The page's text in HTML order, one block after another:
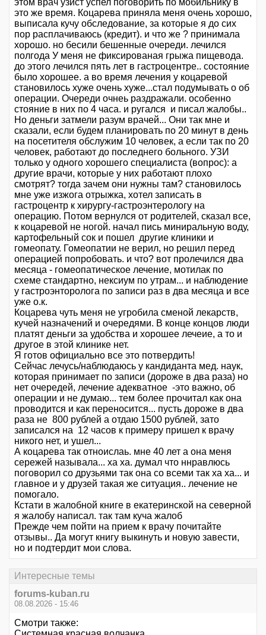
это же время. Коцарева приняла меня очень хорошо,
выписала кучу обследование, за которые я до сих
пор расплачиваюсь (кредит). и что же ? принимала
хорошо. но бесили бешенные очереди. лечился
полгода У меня не фиксированая грыжа пищевода.
до этого лечился пять лет в гастроцентре.. состояние
было хорошее. а во время лечения у коцаревой
становилось хуже очень хуже...стал подумывать о об
операции. Очереди очнеь раздражали. особенно
стояние в них по 4 часа. и ругался и писал жалобы..
Но деньги затмели разум врачей... Они так мне и
сказали, если будем планировать по 20 минут в день
на посетителя обслужим 10 человек, а если так по 20
человек, работают до последнего больного. УЗИ
только у одного хорошего специалиста (вопрос): а
другие врачи, которые у них работают плохо
смотрят? тогда зачем они нужны там? становилось
мне уже изжога отрыжка, хотел записать в
гастроцентр к хирургу-гастроэнтерологу на
операцию. Потом вернулся от родителей, сказал все,
к коцаревой не ногой. начал пись миниральную воду,
картофельный сок и пошел другие клиники и
гомеопату. Гомеопатии не верил, но решил перед
операцией попробовать. и что? вот пролечился два
месяца - гомеопатическое лечение, мотилак по
схеме стандартно, нексиум по утрам... и наблюдение
у гастроэнторолога по записи раз в два месяца и все
уже о.к.
Коцарева чуть меня не угробила сменой лекарств,
кучей назначений и очередями. В конце концов люди
платят деньги за удобства и хорошее лечеие, а то и
другое в этой клинике нет.
Я готов официально все это потвердить!
Сейчас лечусь/наблюдаюсь у кандиданта мед. наук,
которая принимает по записи (дороже в два раза) но
нет очередей, лечение адекватное -это важно, об
операции и не думаю... тем более прочитал как она
проводится и как переносится... пусть дороже в два
раза не 800 рублей а отдаю 1500 рублей, зато
записался на 12 часов к примеру пришел к врачу
никого нет, и ушел...
А коцарева так отноислаь. мне 40 лет а она меня
сережей называла... ха ха. думал что ннравлюсь
поговорил со друзьями так она со всеми так ха ха... и
главное и у друзей такая же ситуация.. лечение не
помогало.
Кстати в жалобной книге в екатеринской на северной
я жалобу написал. так там куча жалоб
Прежде чем пойти на прием к врачу почитайте
отзывы.. Да могут книгу выкинуть и новую завести,
но и подтердит мои слова.
Интересные темы
forums-kuban.ru
08.08.2026 - 15:46
Смотри также: